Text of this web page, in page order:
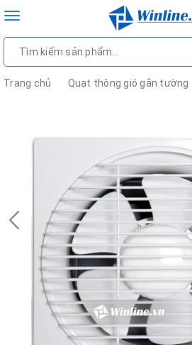
Toggle
Trang chủ Quạt thông gió gắn tường